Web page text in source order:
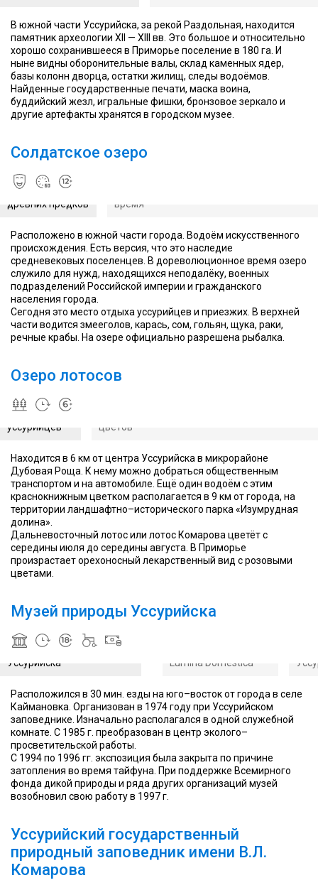
В южной части Уссурийска, за рекой Раздольная, находится
памятник археологии XII — XIII вв. Это большое и относительно
хорошо сохранившееся в Приморье поселение в 180 га. И
ныне видны оборонительные валы, склад каменных ядер,
базы колонн дворца, остатки жилищ, следы водоёмов.
Найденные государственные печати, маска воина,
буддийский жезл, игральные фишки, бронзовое зеркало и
другие артефакты хранятся в городском музее.
Солдатское озеро
Местные
озеро им
досталось от
древних предков
время
Расположено в южной части города. Водоём искусственного
происхождения. Есть версия, что это наследие
средневековых поселенцев. В дореволюционное время озеро
служило для нужд, находящихся неподалёку, военных
подразделений Российской империи и гражданского
населения города.
Сегодня это место отдыха уссурийцев и приезжих. В верхней
части водится змееголов, карась, сом, гольян, щука, раки,
речные крабы. На озере официально разрешена рыбалка.
Озеро лотосов
Уникальное
является
гордостью
уссурийцев
цветов
Находится в 6 км от центра Уссурийска в микрорайоне
Дубовая Роща. К нему можно добраться общественным
транспортом и на автомобиле. Ещё один водоём с этим
краснокнижным цветком располагается в 9 км от города, на
территории ландшафтно–исторического парка «Изумрудная
долина».
Дальневосточный лотос или лотос Комарова цветёт с
середины июля до середины августа. В Приморье
произрастает орехоносный лекарственный вид с розовыми
цветами.
Музей природы Уссурийска
Музей расположен в 30
минутах езды от
Уссурийска
Музей был основан в
2008 году
(Eddy Van Belle),
Lumina Domestica
Расположился в 30 мин. езды на юго–восток от города в селе
Каймановка. Организован в 1974 году при Уссурийском
заповеднике. Изначально располагался в одной служебной
комнате. С 1985 г. преобразован в центр эколого–
просветительской работы.
С 1994 по 1996 гг. экспозиция была закрыта по причине
затопления во время тайфуна. При поддержке Всемирного
фонда дикой природы и ряда других организаций музей
возобновил свою работу в 1997 г.
Уссурийский государственный
природный заповедник имени В.Л.
Комарова